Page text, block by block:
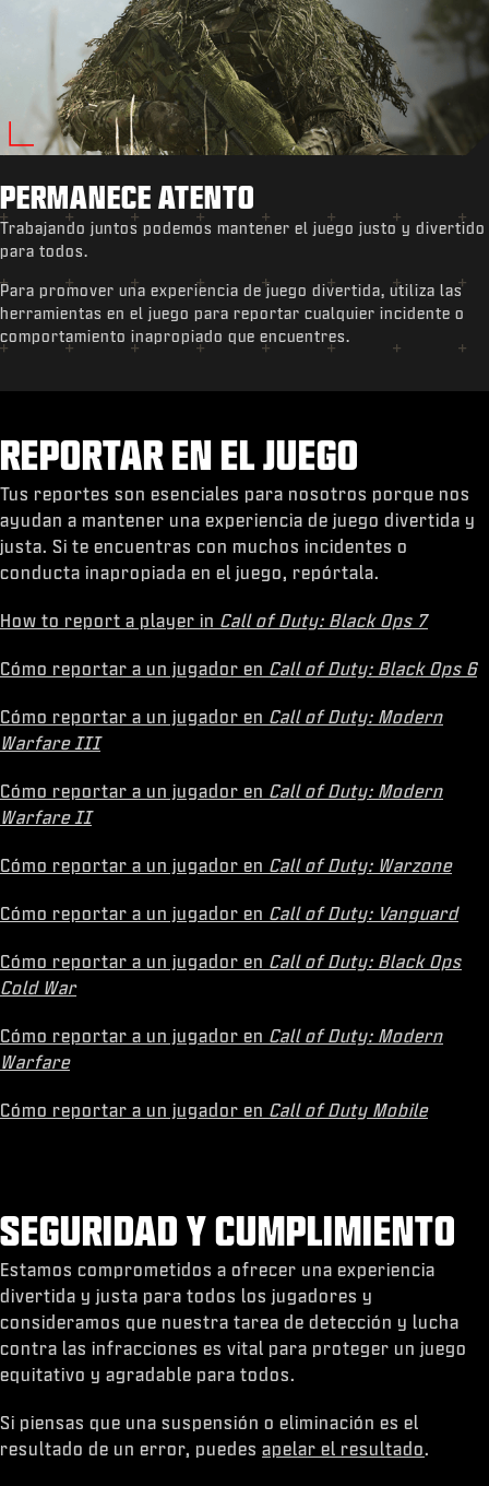
PERMANECE ATENTO
Trabajando juntos podemos mantener el juego justo y divertido
para todos.
Para promover una experiencia de juego divertida, utiliza las
herramientas en el juego para reportar cualquier incidente o
comportamiento inapropiado que encuentres.
REPORTAR EN EL JUEGO
Tus reportes son esenciales para nosotros porque nos
ayudan a mantener una experiencia de juego divertida y
justa. Si te encuentras con muchos incidentes o
conducta inapropiada en el juego, repórtala.
How to report a player in Call of Duty: Black Ops 7
Cómo reportar a un jugador en Call of Duty: Black Ops 6
Cómo reportar a un jugador en Call of Duty: Modern
Warfare III
Cómo reportar a un jugador en Call of Duty: Modern
Warfare II
Cómo reportar a un jugador en Call of Duty: Warzone
Cómo reportar a un jugador en Call of Duty: Vanguard
Cómo reportar a un jugador en Call of Duty: Black Ops
Cold War
Cómo reportar a un jugador en Call of Duty: Modern
Warfare
Cómo reportar a un jugador en Call of Duty Mobile
SEGURIDAD Y CUMPLIMIENTO
Estamos comprometidos a ofrecer una experiencia
divertida y justa para todos los jugadores y
consideramos que nuestra tarea de detección y lucha
contra las infracciones es vital para proteger un juego
equitativo y agradable para todos.
Si piensas que una suspensión o eliminación es el
resultado de un error, puedes apelar el resultado.